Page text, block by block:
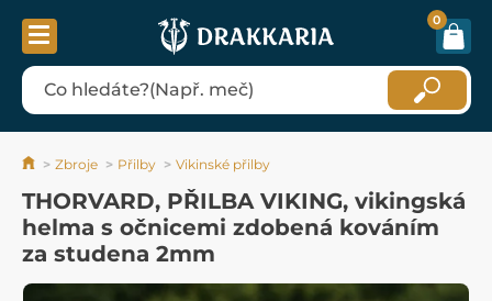
0
Zbroje Přilby Vikinské přilby
THORVARD, PŘILBA VIKING, vikingská
helma s očnicemi zdobená kováním
za studena 2mm